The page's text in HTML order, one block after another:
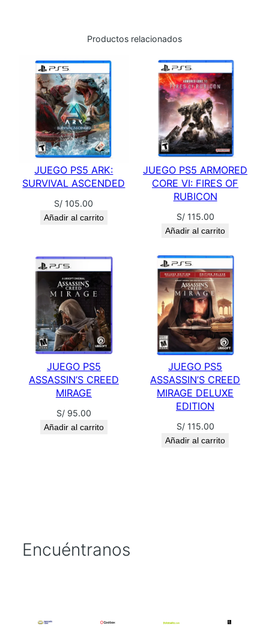
Productos relacionados
JUEGO PS5 ARK:
SURVIVAL ASCENDED
S/ 105.00
Añadir al carrito
JUEGO PS5 ARMORED
CORE VI: FIRES OF
RUBICON
S/115.00
Añadir al carrito
JUEGO PS5
ASSASSIN’S CREED
MIRAGE
S/95.00
Añadir al carrito
JUEGO PS5
ASSASSIN’S CREED
MIRAGE DELUXE
EDITION
S/115.00
Añadir al carrito
Encuéntranos